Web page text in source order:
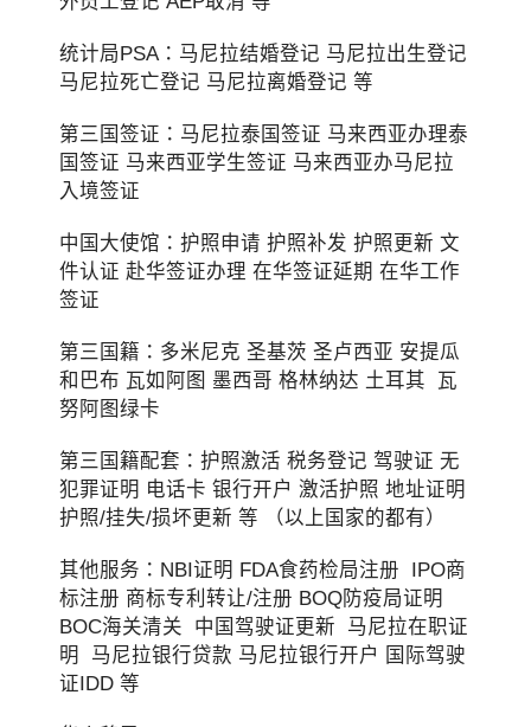
统计局PSA：马尼拉结婚登记 马尼拉出生登记
马尼拉死亡登记 马尼拉离婚登记 等
第三国签证：马尼拉泰国签证 马来西亚办理泰
国签证 马来西亚学生签证 马来西亚办马尼拉
入境签证
中国大使馆：护照申请 护照补发 护照更新 文
件认证 赴华签证办理 在华签证延期 在华工作
签证
第三国籍：多米尼克 圣基茨 圣卢西亚 安提瓜
和巴布 瓦如阿图 墨西哥 格林纳达 土耳其 瓦
努阿图绿卡
第三国籍配套：护照激活 税务登记 驾驶证 无
犯罪证明 电话卡 银行开户 激活护照 地址证明
护照/挂失/损坏更新 等 （以上国家的都有）
其他服务：NBI证明 FDA食药检局注册 IPO商
标注册 商标专利转让/注册 BOQ防疫局证明
BOC海关清关 中国驾驶证更新 马尼拉在职证
明 马尼拉银行贷款 马尼拉银行开户 国际驾驶
证IDD 等